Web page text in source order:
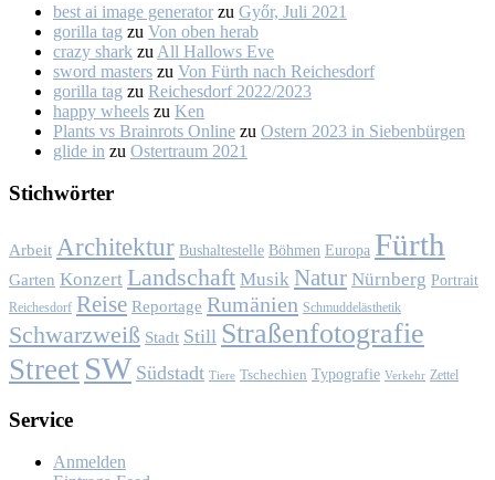
best ai image generator zu Győr, Ju­li 2021
gorilla tag zu Von oben her­ab
crazy shark zu All Hal­lows Eve
sword masters zu Von Fürth nach Rei­ches­dorf
gorilla tag zu Rei­ches­dorf 2022/2023
happy wheels zu Ken
Plants vs Brainrots Online zu Os­tern 2023 in Sie­ben­bür­gen
glide in zu Os­ter­traum 2021
Stich­wör­ter
Arbeit Architektur Bushaltestelle Böhmen Europa Fürth
Garten Konzert Landschaft Musik Natur Nürnberg Portrait
Reichesdorf Reise Reportage Rumänien Schmuddelästhetik
Schwarzweiß Stadt Still Straßenfotografie
Street SW Südstadt Tiere Tschechien Typografie Verkehr Zettel
Ser­vice
Anmelden